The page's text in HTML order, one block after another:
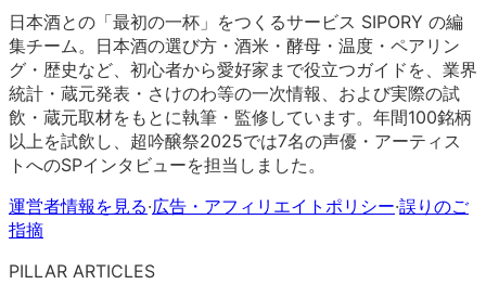
日本酒との「最初の一杯」をつくるサービス SIPORY の編
集チーム。日本酒の選び方・酒米・酵母・温度・ペアリン
グ・歴史など、初心者から愛好家まで役立つガイドを、業界
統計・蔵元発表・さけのわ等の一次情報、および実際の試
飲・蔵元取材をもとに執筆・監修しています。年間100銘柄
以上を試飲し、超吟醸祭2025では7名の声優・アーティス
トへのSPインタビューを担当しました。
運営者情報を見る·広告・アフィリエイトポリシー·誤りのご
指摘
PILLAR ARTICLES